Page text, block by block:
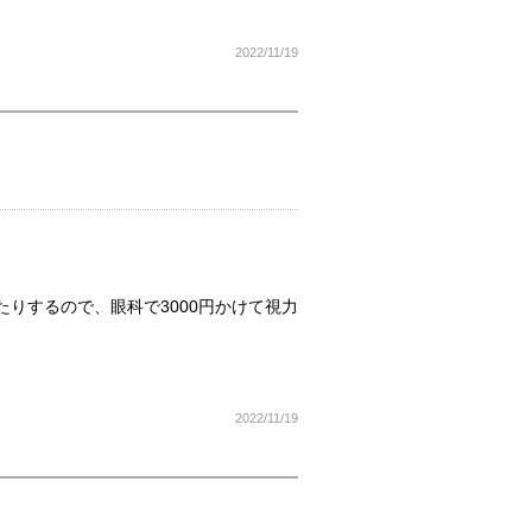
2022/11/19
りするので、眼科で3000円かけて視力
2022/11/19